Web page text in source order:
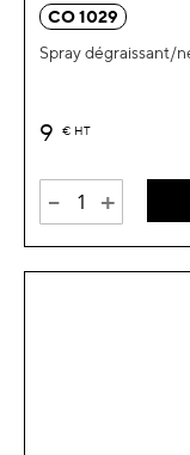
CO 1029
Spray dégraissant/
9 € HT
- +